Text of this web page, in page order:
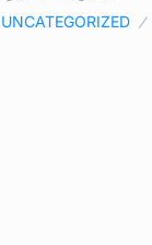
UNCATEGORIZED